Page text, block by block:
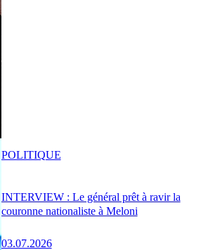
INTERVIEW : Le général prêt à ravir la
couronne nationaliste à Meloni
03.07.2026
POLITIQUE